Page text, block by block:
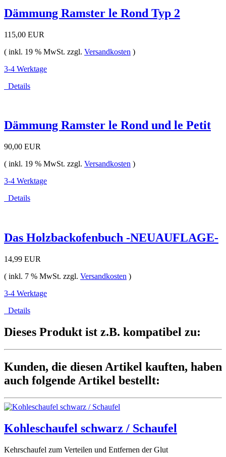
Dämmung Ramster le Rond Typ 2
115,00 EUR
( inkl. 19 % MwSt. zzgl. Versandkosten )
3-4 Werktage
Details
Dämmung Ramster le Rond und le Petit
90,00 EUR
( inkl. 19 % MwSt. zzgl. Versandkosten )
3-4 Werktage
Details
Das Holzbackofenbuch -NEUAUFLAGE-
14,99 EUR
( inkl. 7 % MwSt. zzgl. Versandkosten )
3-4 Werktage
Details
Dieses Produkt ist z.B. kompatibel zu:
Kunden, die diesen Artikel kauften, haben
auch folgende Artikel bestellt:
Kohleschaufel schwarz / Schaufel
Kehrschaufel zum Verteilen und Entfernen der Glut